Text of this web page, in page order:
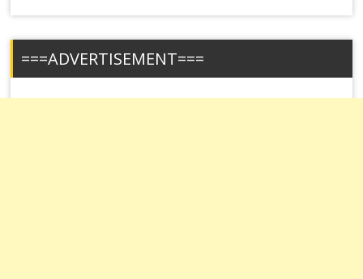
===ADVERTISEMENT===